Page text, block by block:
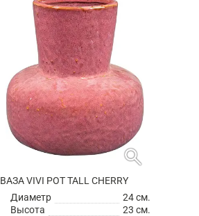
search
ВАЗА VIVI POT TALL CHERRY
Диаметр
24 см.
Высота
23 см.